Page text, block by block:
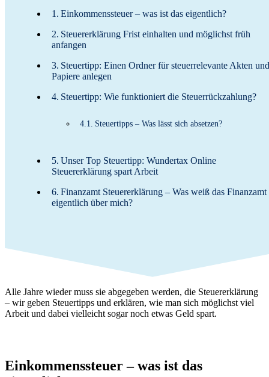
Einkommenssteuer – was ist das eigentlich?
Steuererklärung Frist einhalten und möglichst früh
anfangen
Steuertipp: Einen Ordner für steuerrelevante Akten
Papiere anlegen
Steuertipp: Wie funktioniert die Steuerrückzahlung?
Steuertipps – Was lässt sich absetzen?
Unser Top Steuertipp: Wundertax Online
Steuererklärung spart Arbeit
Finanzamt Steuererklärung – Was weiß das Finanzamt
eigentlich über mich?
Alle Jahre wieder muss sie abgegeben werden, die Steuererklärung
– wir geben Steuertipps und erklären, wie man sich möglichst viel
Arbeit und dabei vielleicht sogar noch etwas Geld spart.
Einkommenssteuer – was ist das